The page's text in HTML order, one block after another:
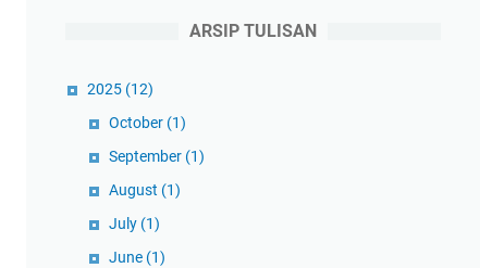
ARSIP TULISAN
2025 (12)
October (1)
September (1)
August (1)
July (1)
June (1)